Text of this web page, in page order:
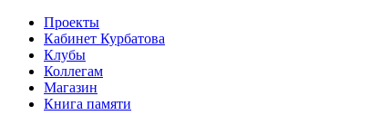
Проекты
Кабинет Курбатова
Клубы
Коллегам
Магазин
Книга памяти